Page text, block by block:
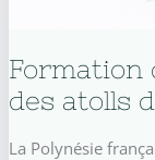
Formation
des atolls
La Polynésie